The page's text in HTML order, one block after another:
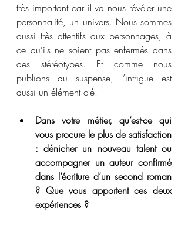
très important car il va nous révéler une
personnalité, un univers. Nous sommes
aussi très attentifs aux personnages, à
ce qu’ils ne soient pas enfermés dans
des stéréotypes. Et comme nous
publions du suspense, l’intrigue est
aussi un élément clé.
Dans votre métier, qu’est-ce qui
vous procure le plus de satisfaction
: dénicher un nouveau talent ou
accompagner un auteur confirmé
dans l’écriture d’un second roman
? Que vous apportent ces deux
expériences ?